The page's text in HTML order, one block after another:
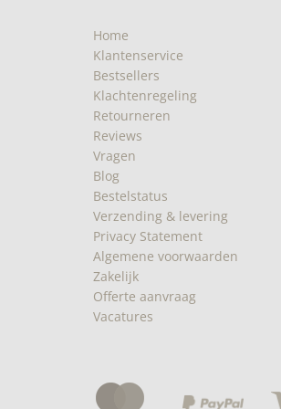
Home
Klantenservice
Bestsellers
Klachtenregeling
Retourneren
Reviews
Vragen
Blog
Bestelstatus
Verzending & levering
Privacy Statement
Algemene voorwaarden
Zakelijk
Offerte aanvraag
Vacatures